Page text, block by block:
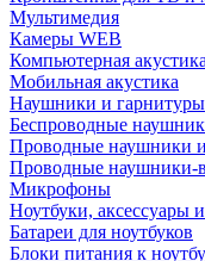
Мультимедия
Камеры WEB
Компьютерная акустика
Мобильная акустика
Наушники и гарнитуры
Беспроводные
Проводные наушники
Проводные наушники-
Микрофоны
Ноутбуки, аксессуары
Батареи для ноутбуков
Блоки питания к